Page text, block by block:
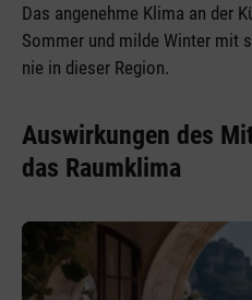
Das angenehme Klima an der
Sommer und milde Winter mit
nie in dieser Region.
Auswirkungen des
das Raumklima